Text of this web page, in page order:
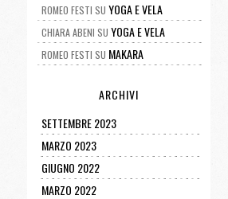
ROMEO FESTI SU YOGA E VELA
CHIARA ABENI SU YOGA E VELA
ROMEO FESTI SU MAKARA
ARCHIVI
SETTEMBRE 2023
MARZO 2023
GIUGNO 2022
MARZO 2022